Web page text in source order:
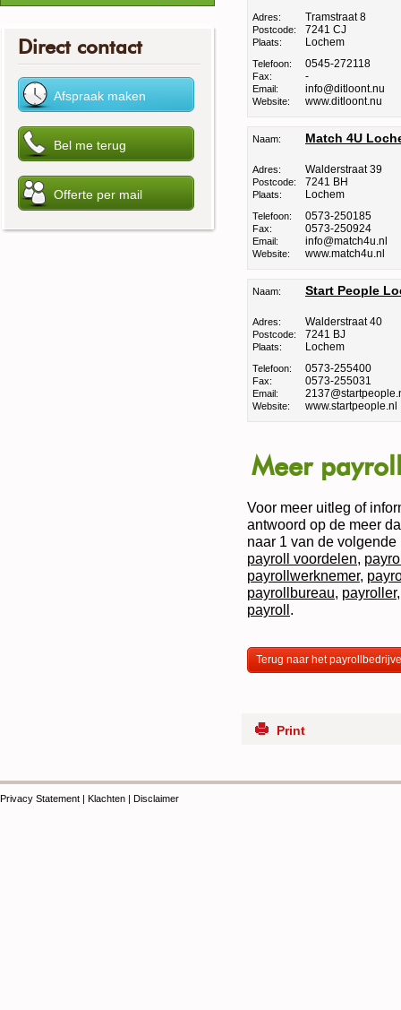
Adres: Tramstraat 8
Postcode: 7241 CJ
Plaats: Lochem
Telefoon: 0545-272118
Fax: -
Email: info@ditloont.nu
Website: www.ditloont.nu
Naam: Match 4U
Adres: Walderstraat 39
Postcode: 7241 BH
Plaats: Lochem
Telefoon: 0573-250185
Fax: 0573-250924
Email: info@match4u.nl
Website: www.match4u.nl
Naam: Start People
Adres: Walderstraat 40
Postcode: 7241 BJ
Plaats: Lochem
Telefoon: 0573-255400
Fax: 0573-255031
Email:
Website: www.startpeople.nl
Meer
Voor meer uitleg of
antwoord op de meer
naar 1 van de
payroll voordelen,
payrollwerknemer,
payrollbureau, payroller
payroll.
Terug naar het
Print
Direct contact
Privacy Statement | Klachten | Disclaimer